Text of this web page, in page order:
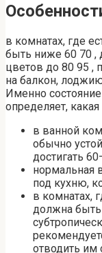
в комнатах, где
быть ниже 60 70 ,
цветов до 80 95 ,
на балкон,
Именно
определяет,
в ванной
обычно
достигать
нормальная
под кухню,
в комнатах,
должна быть
отводить им